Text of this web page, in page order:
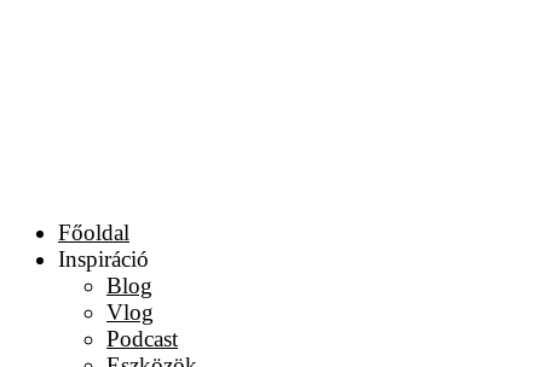
Főoldal
Inspiráció
Blog
Vlog
Podcast